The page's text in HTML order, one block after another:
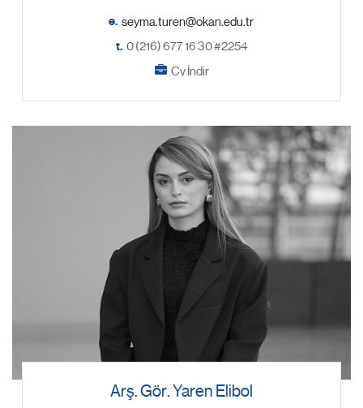
e.
t. 0 (216) 677 16 30 #2254
Cv İndir
Arş. Gör. Yaren Elibol